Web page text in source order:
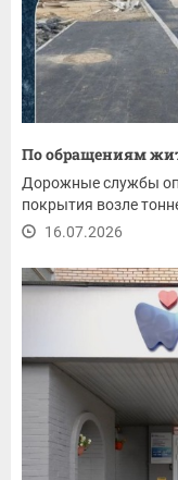
По обращениям
Дорожные службы
покрытия возле
16.07.2026